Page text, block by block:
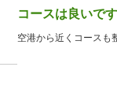
コースは良いです
空港から近くコースも